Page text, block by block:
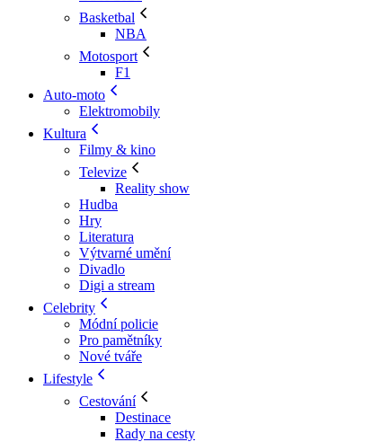
Basketbal
NBA
Motosport
F1
Auto-moto
Elektromobily
Kultura
Filmy & kino
Televize
Reality show
Hudba
Hry
Literatura
Výtvarné umění
Divadlo
Digi a stream
Celebrity
Módní policie
Pro pamětníky
Nové tváře
Lifestyle
Cestování
Destinace
Rady na cesty